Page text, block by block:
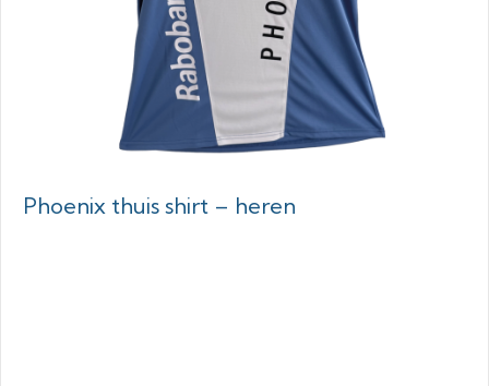
Phoenix thuis shirt – heren